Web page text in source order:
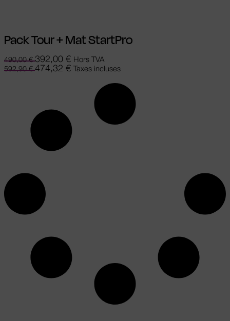
Pack Tour + Mat StartPro
490,00€ 392,00 € Hors TVA
592,90€ 474,32 € Taxes incluses